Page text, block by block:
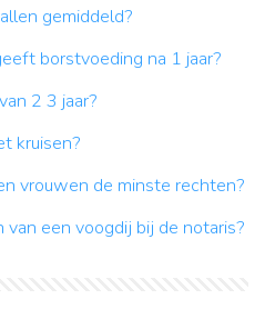
gemiddeld?
borstvoeding na 1 jaar?
2 3 jaar?
kruisen?
vrouwen de minste rechten?
een voogdij bij de notaris?